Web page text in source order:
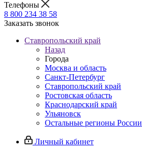
Телефоны
8 800 234 38 58
Заказать звонок
Ставропольский край
Назад
Города
Москва и область
Санкт-Петербург
Ставропольский край
Ростовская область
Краснодарский край
Ульяновск
Остальные регионы России
Личный кабинет